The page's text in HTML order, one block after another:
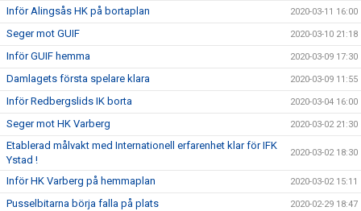
Inför Alingsås HK på bortaplan 2020-03-11 16:00
Seger mot GUIF 2020-03-10 21:18
Inför GUIF hemma 2020-03-09 17:30
Damlagets första spelare klara 2020-03-09 11:55
Inför Redbergslids IK borta 2020-03-04 16:00
Seger mot HK Varberg 2020-03-02 21:30
Etablerad målvakt med Internationell erfarenhet klar för IFK
Ystad !
2020-03-02 18:30
Inför HK Varberg på hemmaplan 2020-03-02 15:11
Pusselbitarna börja falla på plats 2020-02-29 18:47